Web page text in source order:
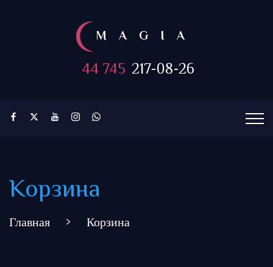
MAGIA
44 745 217-08-26
Корзина
Главная > Корзина